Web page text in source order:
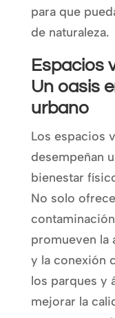
para que
de naturaleza.
Espacios
Un oasis
urbano
Los espacios
desempeñan
bienestar
No solo
promueven la
y la conexión
los parques y
mejorar la